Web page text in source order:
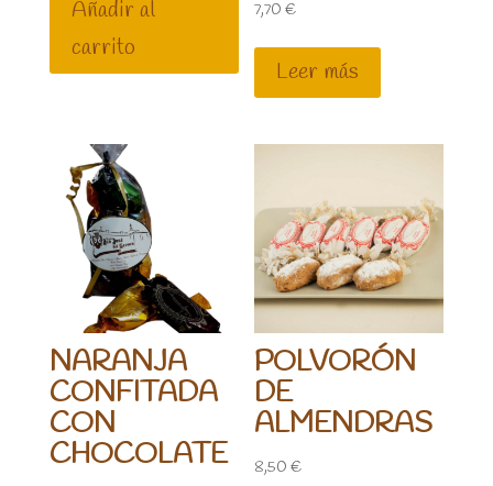
Añadir al
carrito
7,70€
Leer más
NARANJA
CONFITADA
CON
CHOCOLATE
POLVORÓN
DE
ALMENDRAS
8,50€